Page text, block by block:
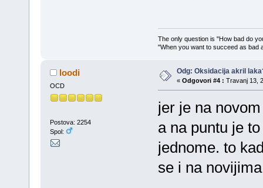
The only question is "How bad do
"When you want to succeed as bad
loodi
OCD
Postova: 2254
Spol:
Odg: Oksidacija akril
« Odgovori #4 : Travanj 13,
jer je na
a na puntu je
jednome. to
se i na